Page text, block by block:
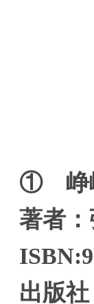
① 峥嵘
著者
出版